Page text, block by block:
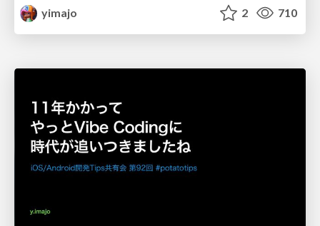
yimajo
2 710